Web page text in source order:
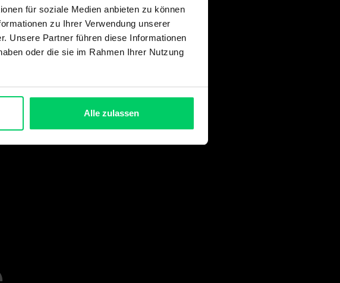
für soziale Medien anbieten zu können
zu Ihrer Verwendung unserer
Unsere Partner führen diese Informationen
oder die sie im Rahmen Ihrer Nutzung
Alle zulassen